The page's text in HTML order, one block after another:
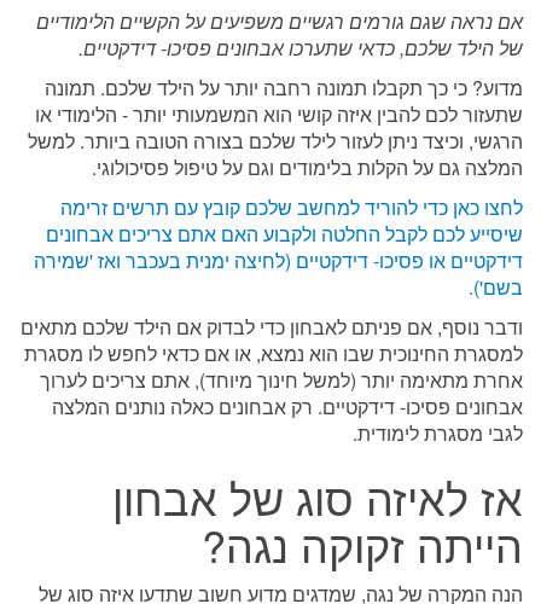
אם נראה שגם גורמים רגשיים משפיעים על הקשיים הלימודיים
של הילד שלכם, כדאי שתערכו אבחונים פסיכו- דידקטיים.
מדוע? כי כך תקבלו תמונה רחבה יותר על הילד שלכם. תמונה
שתעזור לכם להבין איזה קושי הוא המשמעותי יותר - הלימודי או
הרגשי, וכיצד ניתן לעזור לילד שלכם בצורה הטובה ביותר. למשל
המלצה גם על הקלות בלימודים וגם על טיפול פסיכולוגי.
לחצו כאן כדי להוריד למחשב שלכם קובץ עם תרשים זרימה
שיסייע לכם לקבל החלטה ולקבוע האם אתם צריכים אבחונים
דידקטיים או פסיכו- דידקטיים (לחיצה ימנית בעכבר ואז 'שמירה
בשם').
ודבר נוסף, אם פניתם לאבחון כדי לבדוק אם הילד שלכם מתאים
למסגרת החינוכית שבו הוא נמצא, או אם כדאי לחפש לו מסגרת
אחרת מתאימה יותר (למשל חינוך מיוחד), אתם צריכים לערוך
אבחונים פסיכו- דידקטיים. רק אבחונים כאלה נותנים המלצה
לגבי מסגרת לימודית.
אז לאיזה סוג של אבחון
הייתה זקוקה נגה?
הנה המקרה של נגה, שמדגים מדוע חשוב שתדעו איזה סוג של